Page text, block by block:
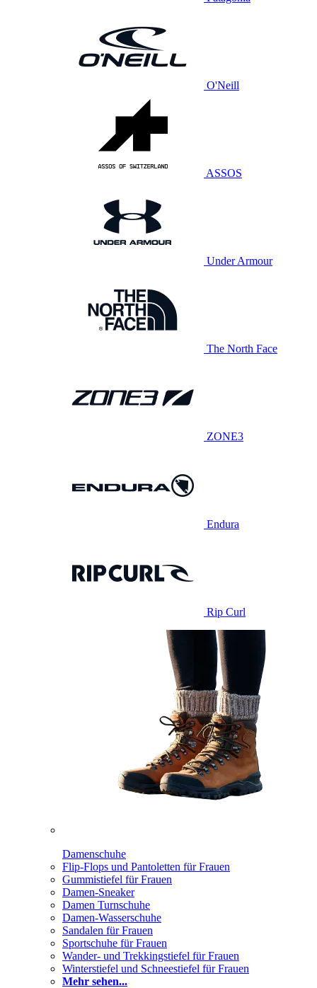
O'Neill
ASSOS
Under Armour
The North Face
ZONE3
Endura
Rip Curl
Damenschuhe
Flip-Flops und Pantoletten für Frauen
Gummistiefel für Frauen
Damen-Sneaker
Damen Turnschuhe
Damen-Wasserschuhe
Sandalen für Frauen
Sportschuhe für Frauen
Wander- und Trekkingstiefel für Frauen
Winterstiefel und Schneestiefel für Frauen
Mehr sehen...